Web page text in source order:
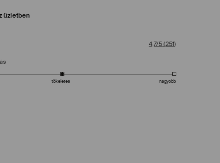
üzletben
4,7/5(251)
tökéletes nagyobb